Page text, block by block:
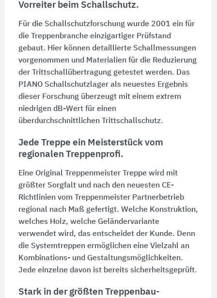
Vorreiter beim Schallschutz.
Für die Schallschutzforschung wurde 2001 ein für
die Treppenbranche einzigartiger Prüfstand
gebaut. Hier können detaillierte Schallmessungen
vorgenommen und Materialien für die Reduzierung
der Trittschallübertragung getestet werden. Das
PIANO Schallschutzlager als neuestes Ergebnis
dieser Forschung überzeugt mit einem extrem
niedrigen dB-Wert für einen
überdurchschnittlichen Trittschallschutz.
Jede Treppe ein Meisterstück vom
regionalen Treppenprofi.
Eine Original Treppenmeister Treppe wird mit
größter Sorgfalt und nach den neuesten CE-
Richtlinien vom Treppenmeister Partnerbetrieb
regional nach Maß gefertigt. Welche Konstruktion,
welches Holz, welche Geländervariante
verwendet wird, das entscheidet der Kunde. Denn
die Systemtreppen ermöglichen eine Vielzahl an
Kombinations- und Gestaltungsmöglichkeiten.
Jede einzelne davon ist bereits sicherheitsgeprüft.
Stark in der größten Treppenbau-